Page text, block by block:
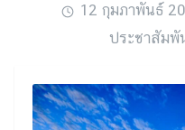
12 กุมภาพันธ์
ประชาสัมพั